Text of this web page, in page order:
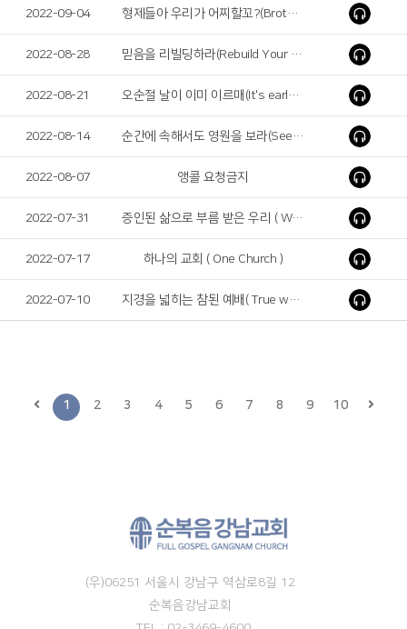
2022-09-04 형제들아 우리가 어찌할꼬?(Brothers, What Shall We Do?)
2022-08-28 믿음을 리빌딩하라(Rebuild Your faith)
2022-08-21 오순절 날이 이미 이르매(It's early on Pentecost)
2022-08-14 순간에 속해서도 영원을 보라(See Eternity even in the Moment)
2022-08-07 앵콜 요청금지
2022-07-31 증인된 삶으로 부름 받은 우리 ( We, Who Were Called as Witnesses )
2022-07-17 하나의 교회 ( One Church )
2022-07-10 지경을 넓히는 참된 예배( True worship of expanding the land )
1 2 3 4 5 6 7 8 9 10
(우)06251 서울시 강남구 역삼로8길 12
순복음강남교회